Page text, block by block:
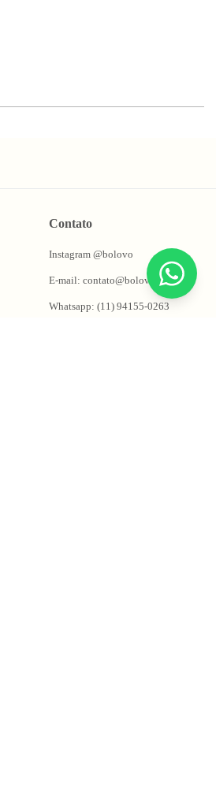
Contato
Instagram @bolovo
E-mail: contato@bolovo.com.br
Whatsapp: (11) 94155-0263